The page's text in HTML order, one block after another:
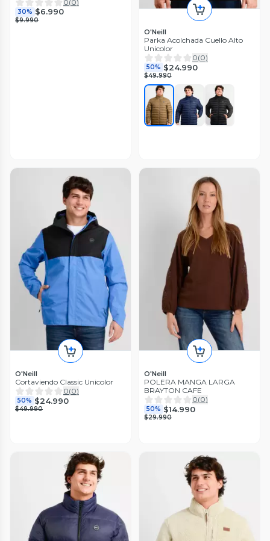
0(0)
30% $6.990
$9.990
O'Neill
Parka Acolchada Cuello Alto
Unicolor
0(0)
50% $24.990
$49.990
O'Neill
Cortaviendo Classic Unicolor
0(0)
50% $24.990
$49.990
O'Neill
POLERA MANGA LARGA
BRAYTON CAFE
0(0)
50% $14.990
$29.990